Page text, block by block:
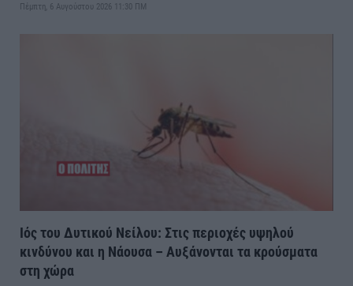
Πέμπτη, 6 Αυγούστου 2026 11:30 ΠΜ
Ιός του Δυτικού Νείλου: Στις περιοχές υψηλού
κινδύνου και η Νάουσα – Αυξάνονται τα κρούσματα
στη χώρα